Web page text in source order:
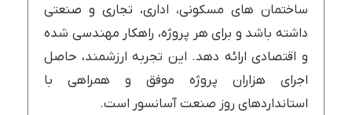
ساختمان های مسکونی، اداری، تجاری و صنعتی
داشته باشد و برای هر پروژه، راهکار مهندسی شده
و اقتصادی ارائه دهد. این تجربه ارزشمند، حاصل
اجرای هزاران پروژه موفق و همراهی با
استانداردهای روز صنعت آسانسور است.